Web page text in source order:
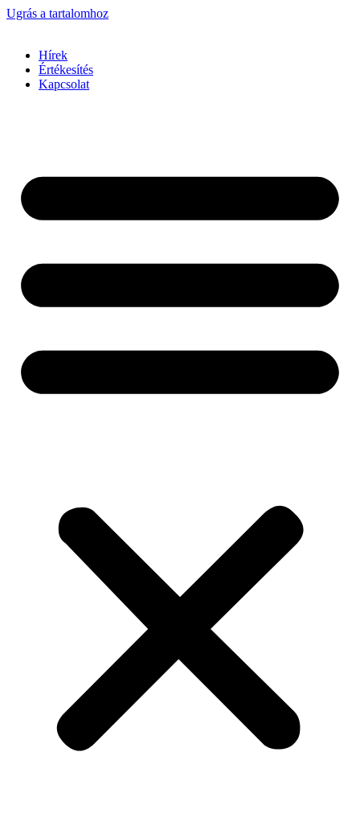
Ugrás a tartalomhoz
Hírek
Értékesítés
Kapcsolat